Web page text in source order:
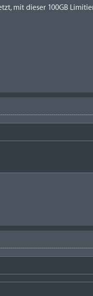
mit dieser 100GB